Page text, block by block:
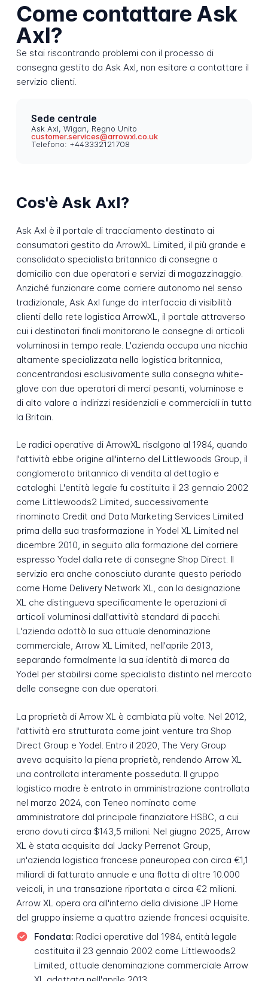
Come contattare Ask
Axl?
Se stai riscontrando problemi con il processo di
consegna gestito da Ask Axl, non esitare a contattare il
servizio clienti.
Sede centrale
Ask Axl, Wigan, Regno Unito
customer.services@arrowxl.co.uk
Telefono: +443332121708
Cos'è Ask Axl?
Ask Axl è il portale di tracciamento destinato ai
consumatori gestito da ArrowXL Limited, il più grande e
consolidato specialista britannico di consegne a
domicilio con due operatori e servizi di magazzinaggio.
Anziché funzionare come corriere autonomo nel senso
tradizionale, Ask Axl funge da interfaccia di visibilità
clienti della rete logistica ArrowXL, il portale attraverso
cui i destinatari finali monitorano le consegne di articoli
voluminosi in tempo reale. L'azienda occupa una nicchia
altamente specializzata nella logistica britannica,
concentrandosi esclusivamente sulla consegna white-
glove con due operatori di merci pesanti, voluminose e
di alto valore a indirizzi residenziali e commerciali in tutta
la Britain.
Le radici operative di ArrowXL risalgono al 1984, quando
l'attività ebbe origine all'interno del Littlewoods Group, il
conglomerato britannico di vendita al dettaglio e
cataloghi. L'entità legale fu costituita il 23 gennaio 2002
come Littlewoods2 Limited, successivamente
rinominata Credit and Data Marketing Services Limited
prima della sua trasformazione in Yodel XL Limited nel
dicembre 2010, in seguito alla formazione del corriere
espresso Yodel dalla rete di consegne Shop Direct. Il
servizio era anche conosciuto durante questo periodo
come Home Delivery Network XL, con la designazione
XL che distingueva specificamente le operazioni di
articoli voluminosi dall'attività standard di pacchi.
L'azienda adottò la sua attuale denominazione
commerciale, Arrow XL Limited, nell'aprile 2013,
separando formalmente la sua identità di marca da
Yodel per stabilirsi come specialista distinto nel mercato
delle consegne con due operatori.
La proprietà di Arrow XL è cambiata più volte. Nel 2012,
l'attività era strutturata come joint venture tra Shop
Direct Group e Yodel. Entro il 2020, The Very Group
aveva acquisito la piena proprietà, rendendo Arrow XL
una controllata interamente posseduta. Il gruppo
logistico madre è entrato in amministrazione controllata
nel marzo 2024, con Teneo nominato come
amministratore dal principale finanziatore HSBC, a cui
erano dovuti circa $143,5 milioni. Nel giugno 2025, Arrow
XL è stata acquisita dal Jacky Perrenot Group,
un'azienda logistica francese paneuropea con circa €1,1
miliardi di fatturato annuale e una flotta di oltre 10.000
veicoli, in una transazione riportata a circa €2 milioni.
Arrow XL opera ora all'interno della divisione JP Home
del gruppo insieme a quattro aziende francesi acquisite.
Fondata: Radici operative dal 1984, entità legale
costituita il 23 gennaio 2002 come Littlewoods2
Limited, attuale denominazione commerciale Arrow